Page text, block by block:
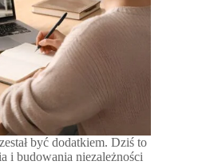
być dodatkiem. Dziś to
i budowania niezależności